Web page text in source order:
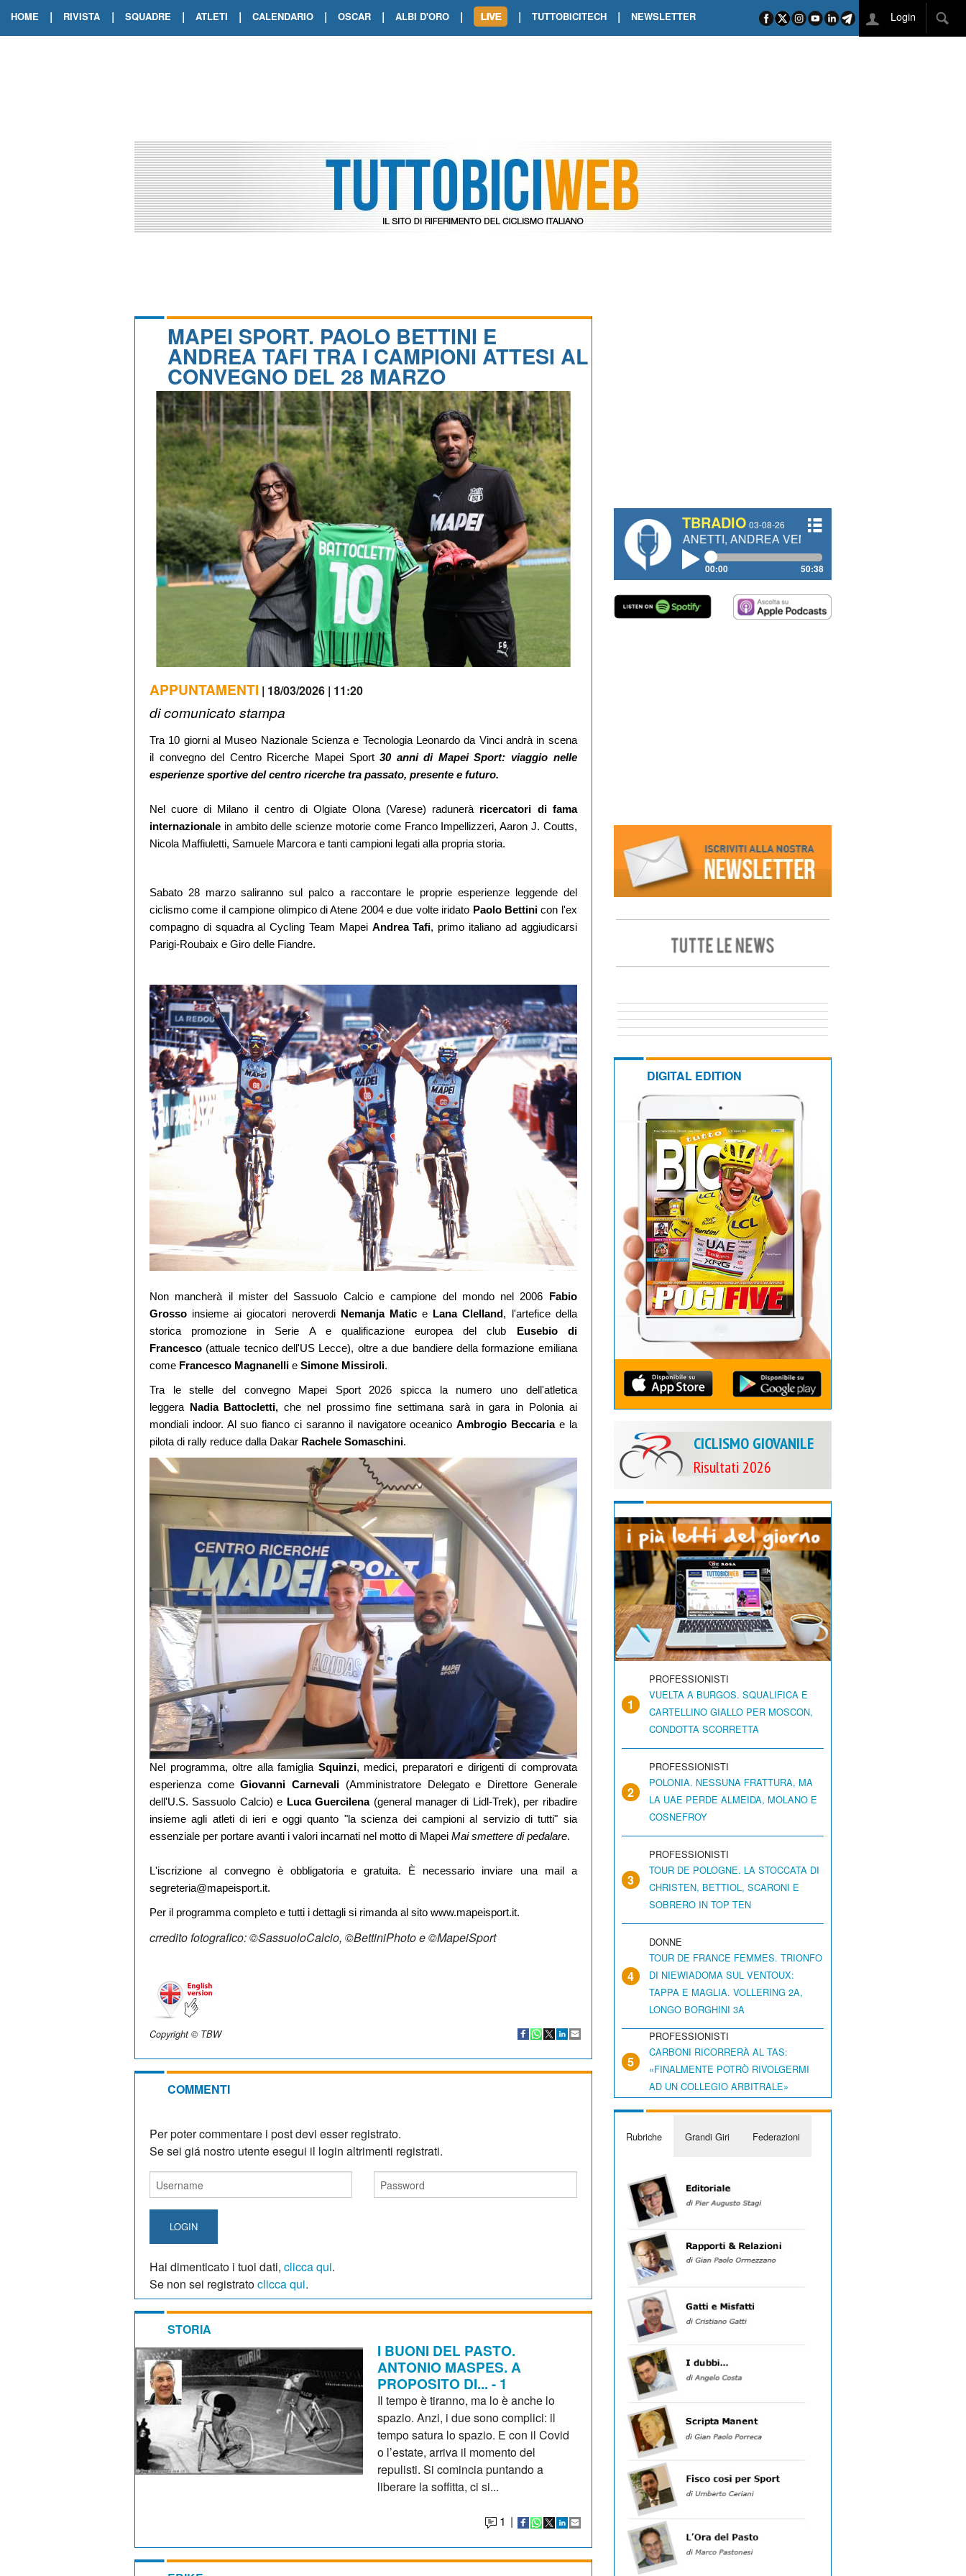
HOME | RIVISTA | SQUADRE | ATLETI | CALENDARIO | OSCAR | ALBI D'ORO |
TOUR DE FRANCE. ORCIERES-MERLETTE INCORONA CARAPAZ
TOUR DE FRANCE. A VOIRON TRIONFO DI PHILIPSEN SU SCHMID E KOOIJ
| TUTTOBICITECH | NEWSLETTER Login
MAPEI SPORT. PAOLO BETTINI E
ANDREA TAFI TRA I CAMPIONI ATTESI AL
CONVEGNO DEL 28 MARZO
APPUNTAMENTI | 18/03/2026 | 11:20
di comunicato stampa
Tra 10 giorni al Museo Nazionale Scienza e Tecnologia Leonardo da Vinci andrà in scena
il convegno del Centro Ricerche Mapei Sport30 anni di Mapei Sport: viaggio nelle
esperienze sportive del centro ricerche tra passato, presente e futuro.
Nel cuore di Milano il centro di Olgiate Olona (Varese) radunerà ricercatori di fama
internazionale in ambito delle scienze motorie come Franco Impellizzeri, Aaron J. Coutts,
Nicola Maffiuletti, Samuele Marcora e tanti campioni legati alla propria storia.
Sabato 28 marzo saliranno sul palco a raccontare le proprie esperienze leggende del
ciclismo come il campione olimpico di Atene 2004 e due volte iridato Paolo Bettinicon l'ex
compagno di squadra al Cycling Team Mapei Andrea Tafi, primo italiano ad aggiudicarsi
Parigi-Roubaix e Giro delle Fiandre.
Non mancherà il mister del Sassuolo Calcio e campione del mondo nel 2006 Fabio
Grosso insieme ai giocatori neroverdi Nemanja Matice Lana Clelland, l'artefice della
storica promozione in Serie A e qualificazione europea del club Eusebio di
Francesco (attuale tecnico dell'US Lecce), oltre a due bandiere della formazione emiliana
come Francesco Magnanelli e Simone Missiroli.
Tra le stelle del convegno Mapei Sport 2026 spicca la numero uno dell'atletica
leggera Nadia Battocletti, che nel prossimo fine settimana sarà in gara in Polonia ai
mondiali indoor. Al suo fianco ci saranno il navigatore oceanicoAmbrogio Beccariae la
pilota di rally reduce dalla Dakar Rachele Somaschini.
Nel programma, oltre alla famiglia Squinzi, medici, preparatori e dirigenti di comprovata
esperienza comeGiovanni Carnevali (Amministratore Delegato e Direttore Generale
dell'U.S. Sassuolo Calcio) e Luca Guercilena(general manager di Lidl-Trek), per ribadire
insieme agli atleti di ieri e oggi quanto "la scienza dei campioni al servizio di tutti" sia
essenziale per portare avanti i valori incarnati nel motto di Mapei Mai smettere di pedalare.
L'iscrizione al convegno è obbligatoria e gratuita. È necessario inviare una mail a
segreteria@mapeisport.it.
Per il programma completo e tutti i dettagli si rimanda al sito www.mapeisport.it.
crredito fotografico: ©SassuoloCalcio, ©BettiniPhoto e ©MapeiSport
Copyright © TBW
COMMENTI
Per poter commentare i post devi esser registrato.
Se sei giá nostro utente esegui il login altrimenti registrati.
LOGIN
Hai dimenticato i tuoi dati, clicca qui.
Se non sei registratoclicca qui.
STORIA
I BUONI DEL PASTO.
ANTONIO MASPES. A
PROPOSITO DI... - 1
Il tempo è tiranno, ma lo è anche lo
spazio. Anzi, i due sono complici: il
tempo satura lo spazio. E con il Covid
o l’estate, arriva il momento del
repulisti. Si comincia puntando a
liberare la soffitta, ci si...
1 |
TBRADIO 03-08-26
#334 CHARLY WEGELIUS, MAURO GIANETTI, ANDREA VENDRAME, FILIPPO FIORELLI
00:00 50:38
DIGITAL EDITION
CICLISMO GIOVANILE
Risultati 2026
1
PROFESSIONISTI
VUELTA A BURGOS. SQUALIFICA E
CARTELLINO GIALLO PER MOSCON,
CONDOTTA SCORRETTA
2
PROFESSIONISTI
POLONIA. NESSUNA FRATTURA, MA
LA UAE PERDE ALMEIDA, MOLANO E
COSNEFROY
3
PROFESSIONISTI
TOUR DE POLOGNE. LA STOCCATA DI
CHRISTEN, BETTIOL, SCARONI E
SOBRERO IN TOP TEN
4
DONNE
TOUR DE FRANCE FEMMES. TRIONFO
DI NIEWIADOMA SUL VENTOUX:
TAPPA E MAGLIA. VOLLERING 2A,
LONGO BORGHINI 3A
5
PROFESSIONISTI
CARBONI RICORRERÀ AL TAS:
«FINALMENTE POTRÒ RIVOLGERMI
AD UN COLLEGIO ARBITRALE»
Rubriche Grandi Giri Federazioni